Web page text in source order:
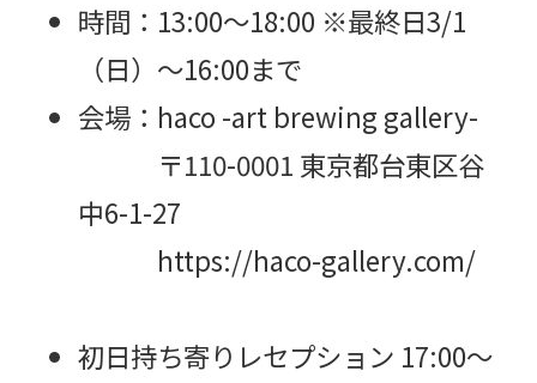
時間：13:00～18:00 ※最終日3/1
（日）～16:00まで
会場：haco -art brewing gallery-
〒110-0001 東京都台東区谷
中6-1-27
https://haco-gallery.com/
初日持ち寄りレセプション 17:00～